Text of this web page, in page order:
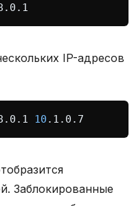
IP-адресов
10
Заблокированные